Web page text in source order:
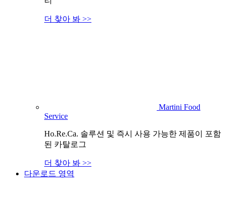
더 찾아 봐 >>
Martini Food
Service
Ho.Re.Ca. 솔루션 및 즉시 사용 가능한 제품이 포함
된 카탈로그
더 찾아 봐 >>
다운로드 영역